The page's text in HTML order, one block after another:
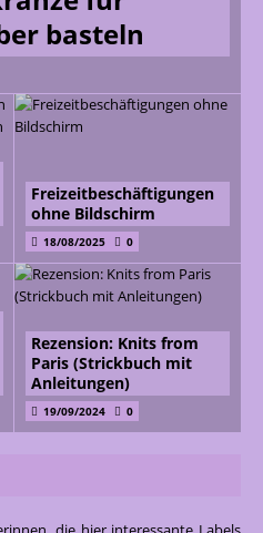
basteln
Freizeitbeschäftigungen
ohne Bildschirm
18/08/2025 0
Rezension: Knits from
Paris (Strickbuch mit
Anleitungen)
19/09/2024 0